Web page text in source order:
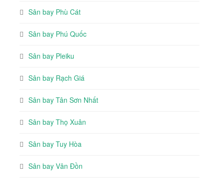
Sân bay Phù Cát
Sân bay Phú Quốc
Sân bay Pleiku
Sân bay Rạch Giá
Sân bay Tân Sơn Nhất
Sân bay Thọ Xuân
Sân bay Tuy Hòa
Sân bay Vân Đồn